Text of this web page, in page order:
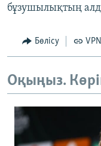
бұзушылықтың
Бөлісу
Оқыңыз.